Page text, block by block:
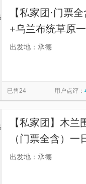
遇龙河景区
漓江三星游船 圆明园
【私家团·门票
+乌兰布统草原
VIP服务，行程
出发地：承德
已售24 用户点评：
【私家团】木
（门票全含）
VIP服务，行程
出发地：承德